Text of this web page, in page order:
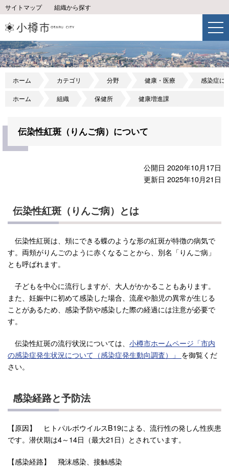
サイトマップ 組織から探す
ホーム カテゴリ 分野 健康・医療 感染症に
ホーム 組織 保健所 健康増進課
伝染性紅斑（りんご病）について
公開日 2020年10月17日
更新日 2025年10月21日
伝染性紅斑（りんご病）とは
伝染性紅斑は、頬にできる蝶のような形の紅斑が特徴の病気で
す。両頬がりんごのように赤くなることから、別名「りんご病」
とも呼ばれます。
子どもを中心に流行しますが、大人がかかることもあります。
また、妊娠中に初めて感染した場合、流産や胎児の異常が生じる
ことがあるため、感染予防や感染した際の経過には注意が必要で
す。
伝染性紅斑の流行状況については、 小樽市ホームページ「市内
の感染症発生状況について（感染症発生動向調査）」 を御覧くだ
さい。
感染経路と予防法
【原因】 ヒトパルボウイルスB19による、流行性の発しん性疾患
です。潜伏期は4～14日（最大21日）とされています。
【感染経路】 飛沫感染、接触感染